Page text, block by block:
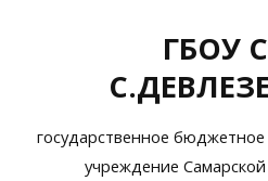
ГБОУ
государственное
учреждение